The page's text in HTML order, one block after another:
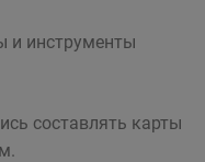
и инструменты
составлять карты